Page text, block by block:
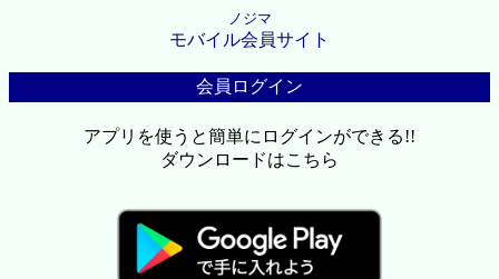
ノジマ
モバイル会員サイト
会員ログイン
アプリを使うと簡単にログインができる!!
ダウンロードはこちら